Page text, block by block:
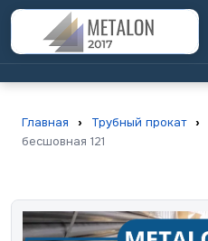
Главная › Трубный прокат ›
бесшовная 121